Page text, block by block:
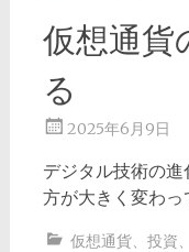
仮想通貨
る
2025年6月9日
デジタル技術の
方が大きく変わっ
仮想通貨、 投資、